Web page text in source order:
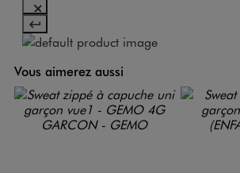
Vous aimerez aussi